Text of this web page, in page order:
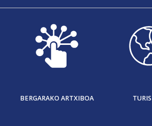
BERGARAKO ARTXIBOA